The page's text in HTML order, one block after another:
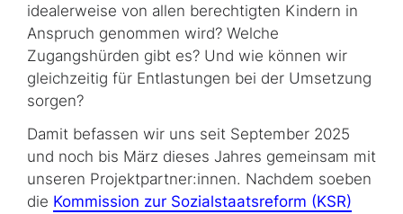
idealerweise von allen be­rech­tig­ten Kindern in
Anspruch genommen wird? Welche
Zugangshürden gibt es? Und wie können wir
gleichzeitig für Entlastungen bei der Umsetzung
sorgen?
Damit befassen wir uns seit September 2025
und noch bis März dieses Jahres gemeinsam mit
unseren Projektpartner:innen. Nachdem soeben
die Kommission zur Sozialstaatsreform (KSR)